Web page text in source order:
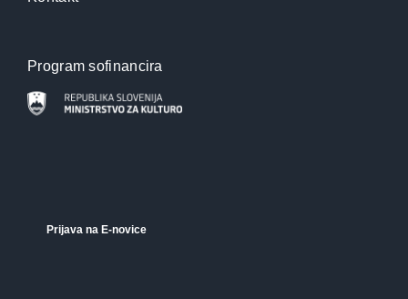
Program sofinancira
Prijava na E-novice